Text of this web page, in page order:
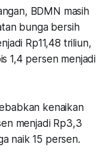
BDMN masih
bunga bersih
Rp11,48 triliun,
1,4 persen menjadi
kenaikan
menjadi Rp3,3
naik 15 persen.